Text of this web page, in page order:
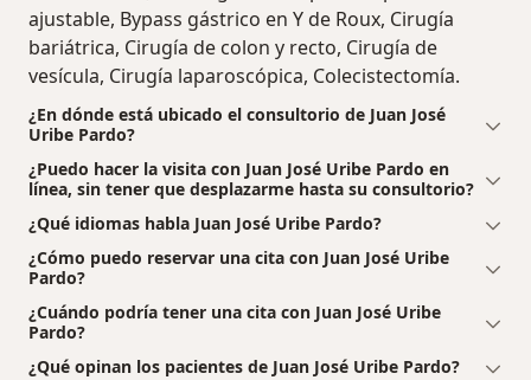
ajustable, Bypass gástrico en Y de Roux, Cirugía
bariátrica, Cirugía de colon y recto, Cirugía de
vesícula, Cirugía laparoscópica, Colecistectomía.
¿En dónde está ubicado el consultorio de Juan José
Uribe Pardo?
¿Puedo hacer la visita con Juan José Uribe Pardo en
línea, sin tener que desplazarme hasta su consultorio?
¿Qué idiomas habla Juan José Uribe Pardo?
¿Cómo puedo reservar una cita con Juan José Uribe
Pardo?
¿Cuándo podría tener una cita con Juan José Uribe
Pardo?
¿Qué opinan los pacientes de Juan José Uribe Pardo?